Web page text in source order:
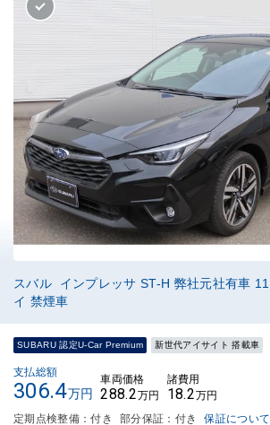
スバル インプレッサ ST-H 弊社元社有車
イ 禁煙車
SUBARU 認定U-Car Premium 新世代アイサイト 搭載車
支払総額
306.4万円
車両価格
288.2万円
諸費用
18.2万円
定期点検整備：付き 部分保証：付き 保証について